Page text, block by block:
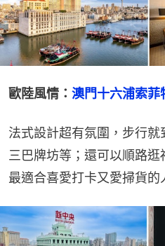
歐陸風情： 澳門十六浦索菲
法式設計超有氛圍，步行
三巴牌坊等；還可以順路逛
最適合喜愛打卡又愛掃貨的